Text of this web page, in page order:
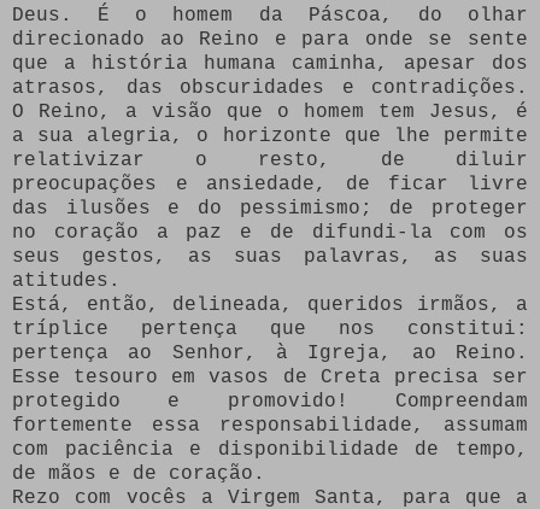
Deus. É o homem da Páscoa, do olhar
direcionado ao Reino e para onde se sente
que a história humana caminha, apesar dos
atrasos, das obscuridades e contradições.
O Reino, a visão que o homem tem Jesus, é
a sua alegria, o horizonte que lhe permite
relativizar o resto, de diluir
preocupações e ansiedade, de ficar livre
das ilusões e do pessimismo; de proteger
no coração a paz e de difundi-la com os
seus gestos, as suas palavras, as suas
atitudes.
Está, então, delineada, queridos irmãos, a
tríplice pertença que nos constitui:
pertença ao Senhor, à Igreja, ao Reino.
Esse tesouro em vasos de Creta precisa ser
protegido e promovido! Compreendam
fortemente essa responsabilidade, assumam
com paciência e disponibilidade de tempo,
de mãos e de coração.
Rezo com vocês a Virgem Santa, para que a